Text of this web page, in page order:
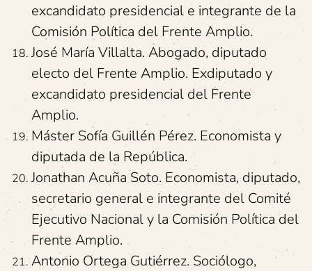
excandidato presidencial e integrante de la
Comisión Política del Frente Amplio.
José María Villalta. Abogado, diputado
electo del Frente Amplio. Exdiputado y
excandidato presidencial del Frente
Amplio.
Máster Sofía Guillén Pérez. Economista y
diputada de la República.
Jonathan Acuña Soto. Economista, diputado,
secretario general e integrante del Comité
Ejecutivo Nacional y la Comisión Política del
Frente Amplio.
Antonio Ortega Gutiérrez. Sociólogo,